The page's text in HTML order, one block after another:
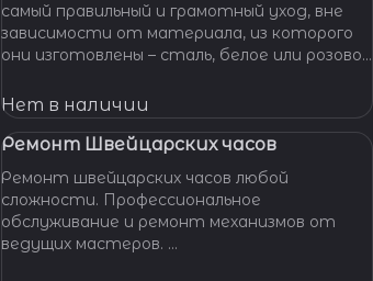
самый правильный и грамотный уход, вне
зависимости от материала, из которого
они изготовлены – сталь, белое или розовое
специалисты отполируют практически
любой материал.
Нет в наличии
Ремонт Швейцарских часов
Ремонт швейцарских часов любой
сложности. Профессиональное
обслуживание и ремонт механизмов от
ведущих мастеров.